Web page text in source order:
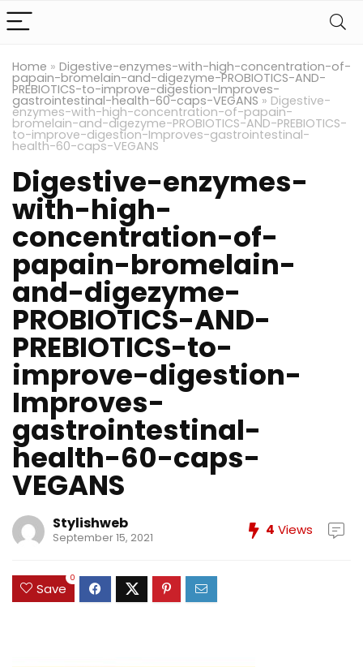
Home » Digestive-enzymes-with-high-concentration-of-
papain-bromelain-and-digezyme-PROBIOTICS-AND-
PREBIOTICS-to-improve-digestion-Improves-
gastrointestinal-health-60-caps-VEGANS » Digestive-
enzymes-with-high-concentration-of-papain-
bromelain-and-digezyme-PROBIOTICS-AND-PREBIOTICS-
to-improve-digestion-Improves-gastrointestinal-
health-60-caps-VEGANS
Digestive-enzymes-
with-high-
concentration-of-
papain-bromelain-
and-digezyme-
PROBIOTICS-AND-
PREBIOTICS-to-
improve-digestion-
Improves-
gastrointestinal-
health-60-caps-
VEGANS
Stylishweb
September 15, 2021 4 Views
Save
0